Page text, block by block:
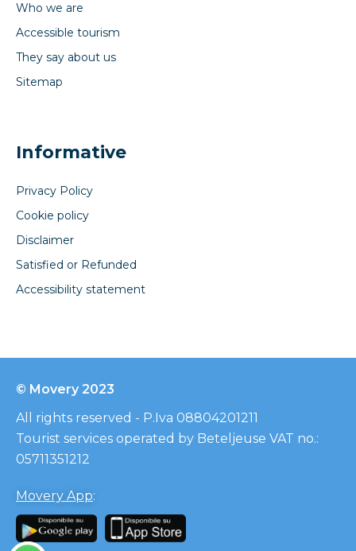
Who we are
Accessible tourism
They say about us
Sitemap
Informative
Privacy Policy
Cookie policy
Disclaimer
Satisfied or Refunded
Accessibility statement
© Movery 2023
All rights reserved - P.Iva 08804201211
Tourist services operated by Beteljeuse VAT no.:
05711351212
Movery App: